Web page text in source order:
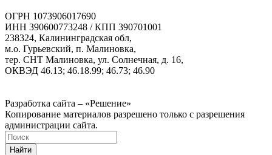
ОГРН 1073906017690
ИНН 390600773248 / КПП 390701001
238324, Калининградская обл,
м.о. Гурьевский, п. Малиновка,
тер. СНТ Малиновка, ул. Солнечная, д. 16,
ОКВЭД 46.13; 46.18.99; 46.73; 46.90
Разработка сайта – «Решение»
Копирование материалов разрешено только с разрешения
администрации сайта.
Найти